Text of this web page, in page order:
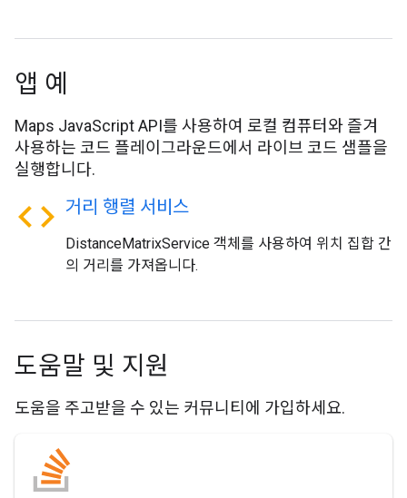
앱 예
Maps JavaScript API를 사용하여 로컬 컴퓨터와 즐겨
사용하는 코드 플레이그라운드에서 라이브 코드 샘플을
실행합니다.
code 거리 행렬 서비스
DistanceMatrixService 객체를 사용하여 위치 집합 간
의 거리를 가져옵니다.
도움말 및 지원
도움을 주고받을 수 있는 커뮤니티에 가입하세요.